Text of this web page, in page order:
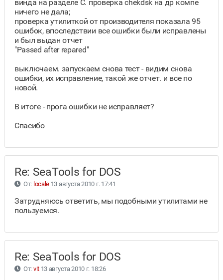
винда на разделе С. проверка chekdsk на др компе
ничего не дала;
проверка утилиткой от производителя показала 95
ошибок, впоследствии все ошибки были исправлены
и был выдан отчет
"Passed after repared"
выключаем. запускаем снова тест - видим снова
ошибки, их исправление, такой же отчет. и все по
новой.
В итоге - прога ошибки не исправляет?
Спасибо
Re: SeaTools for DOS
От: locale 13 августа 2010 г. 17:41
Затрудняюсь ответить, мы подобными утилитами не
пользуемся.
Re: SeaTools for DOS
От: vit13 августа 2010 г. 18:26